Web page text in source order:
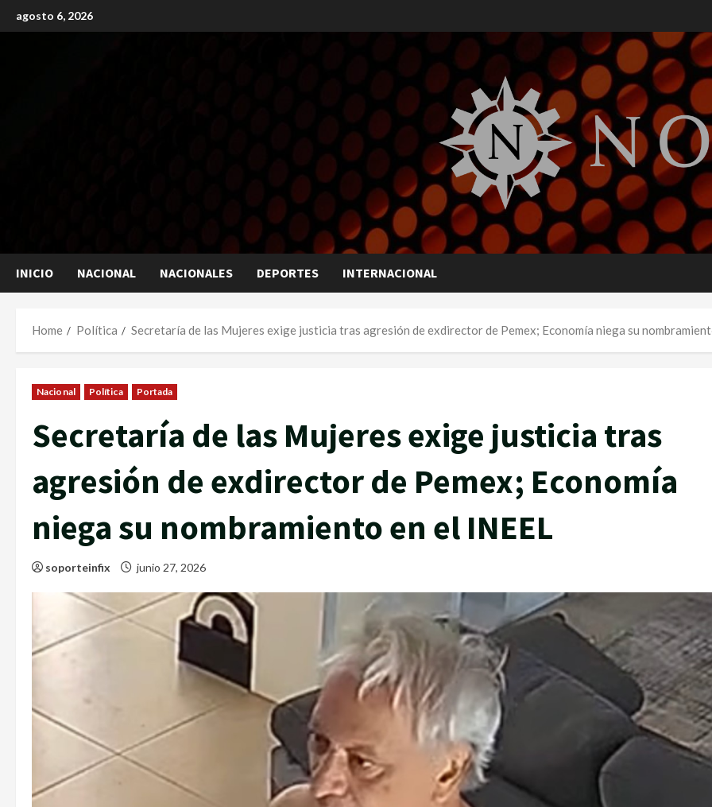
to
agosto 6, 2026
INICIO NACIONAL NACIONALES DEPORTES INTERNACIONAL
Home Política Secretaría de las Mujeres exige justicia tras agresión de exdirector de Pemex; Economía niega su
Nacional Política Portada
Secretaría de las Mujeres exige justicia tras
agresión de exdirector de Pemex; Economía
niega su nombramiento en el INEEL
soporteinfix junio 27, 2026